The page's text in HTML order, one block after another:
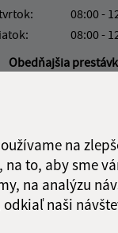
na
to, aby sme
na analýzu
naši
08:00 -
08:00 -
Obedňajšia